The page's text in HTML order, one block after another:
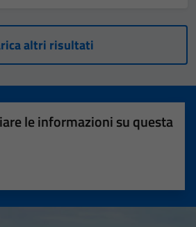
altri risultati
le informazioni su questa
5 stelle su 5
su 5
su 5
5